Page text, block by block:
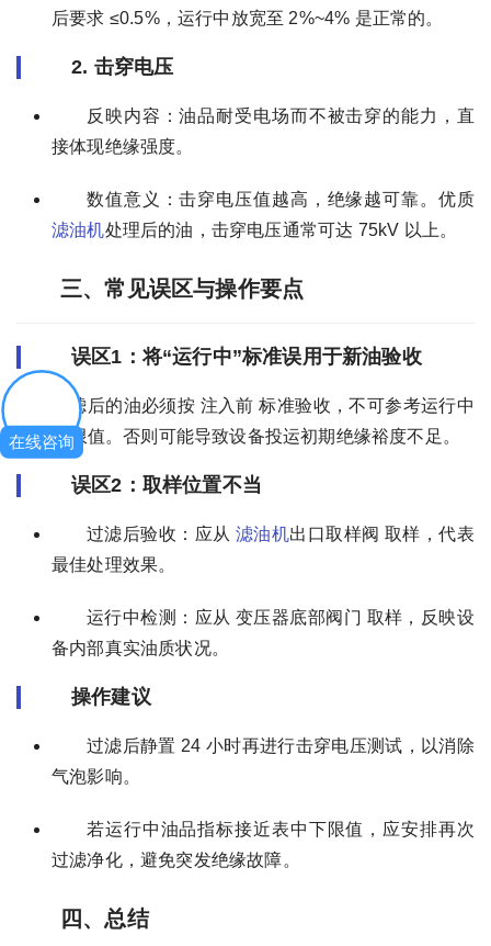
后要求 ≤0.5%，运行中放宽至 2%~4% 是正常的。
2. 击穿电压
反映内容：油品耐受电场而不被击穿的能力，直
接体现绝缘强度。
数值意义：击穿电压值越高，绝缘越可靠。优质
滤油机处理后的油，击穿电压通常可达 75kV 以上。
三、常见误区与操作要点
误区1：将“运行中”标准误用于新油验收
过滤后的油必须按 注入前 标准验收，不可参考运行中
的放宽限值。否则可能导致设备投运初期绝缘裕度不足。
误区2：取样位置不当
过滤后验收：应从 滤油机出口取样阀 取样，代表
最佳处理效果。
运行中检测：应从 变压器底部阀门 取样，反映设
备内部真实油质状况。
操作建议
过滤后静置 24 小时再进行击穿电压测试，以消除
气泡影响。
若运行中油品指标接近表中下限值，应安排再次
过滤净化，避免突发绝缘故障。
四、总结
在线咨询